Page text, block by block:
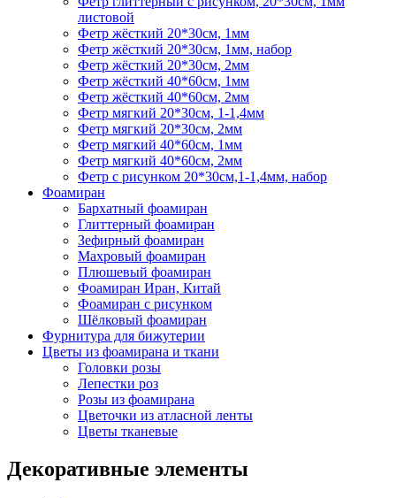
листовой
Фетр жёсткий 20*30см, 1мм
Фетр жёсткий 20*30см, 1мм, набор
Фетр жёсткий 20*30см, 2мм
Фетр жёсткий 40*60см, 1мм
Фетр жёсткий 40*60см, 2мм
Фетр мягкий 20*30см, 1-1,4мм
Фетр мягкий 20*30см, 2мм
Фетр мягкий 40*60см, 1мм
Фетр мягкий 40*60см, 2мм
Фетр с рисунком 20*30см,1-1,4мм, набор
Фоамиран
Бархатный фоамиран
Глиттерный фоамиран
Зефирный фоамиран
Махровый фоамиран
Плюшевый фоамиран
Фоамиран Иран, Китай
Фоамиран с рисунком
Шёлковый фоамиран
Фурнитура для бижутерии
Цветы из фоамирана и ткани
Головки розы
Лепестки роз
Розы из фоамирана
Цветочки из атласной ленты
Цветы тканевые
Декоративные элементы